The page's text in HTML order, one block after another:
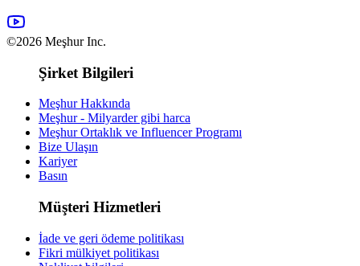
©2026 Meşhur Inc.
Şirket Bilgileri
Meşhur Hakkında
Meşhur - Milyarder gibi harca
Meşhur Ortaklık ve Influencer Programı
Bize Ulaşın
Kariyer
Basın
Müşteri Hizmetleri
İade ve geri ödeme politikası
Fikri mülkiyet politikası